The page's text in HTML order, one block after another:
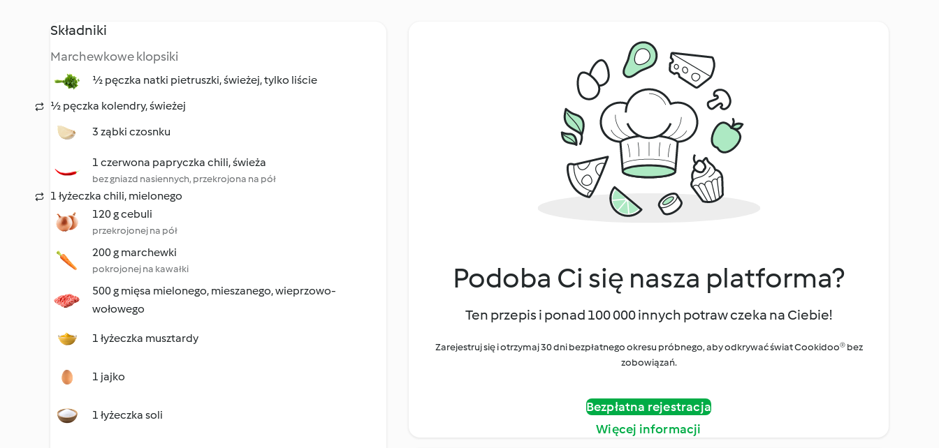
Składniki
Marchewkowe klopsiki
½ pęczka natki pietruszki, świeżej, tylko liście
½ pęczka kolendry, świeżej
3 ząbki czosnku
1 czerwona papryczka chili, świeża
bez gniazd nasiennych, przekrojona na pół
1 łyżeczka chili, mielonego
120 g cebuli
przekrojonej na pół
200 g marchewki
pokrojonej na kawałki
500 g mięsa mielonego, mieszanego, wieprzowo-
wołowego
1 łyżeczka musztardy
1 jajko
1 łyżeczka soli
Podoba Ci się nasza platforma?
Ten przepis i ponad 100 000 innych potraw czeka na Ciebie!
Zarejestruj się i otrzymaj 30 dni bezpłatnego okresu próbnego, aby odkrywać świat Cookidoo® bez
zobowiązań.
Bezpłatna rejestracja
Więcej informacji